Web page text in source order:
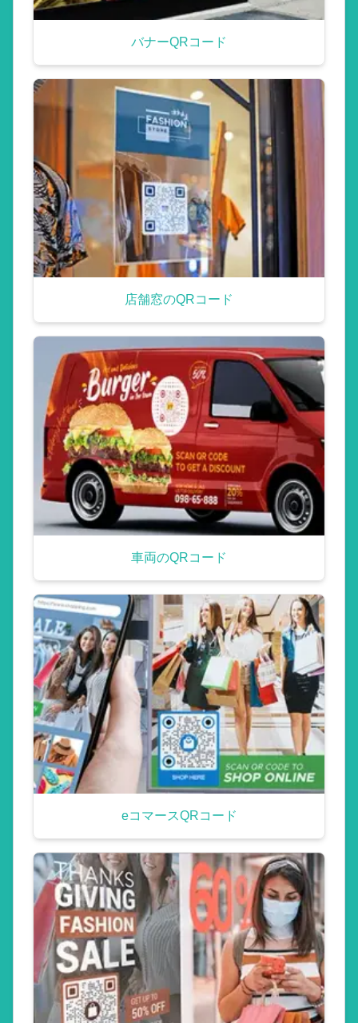
バナーQRコード
店舗窓のQRコード
車両のQRコード
eコマースQRコード